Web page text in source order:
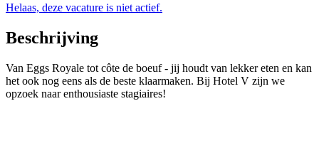
Helaas, deze vacature is niet actief.
Beschrijving
Van Eggs Royale tot côte de boeuf - jij houdt van lekker eten en kan
het ook nog eens als de beste klaarmaken. Bij Hotel V zijn we
opzoek naar enthousiaste stagiaires!